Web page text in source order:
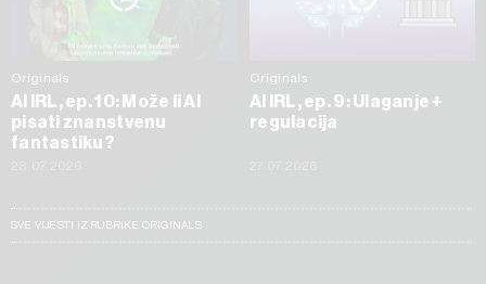
Originals
AI IRL, ep. 10: Može li AI
pisati znanstvenu
fantastiku?
Originals
AI IRL, ep. 9: Ulaganje +
regulacija
SVE VIJESTI IZ RUBRIKE ORIGINALS